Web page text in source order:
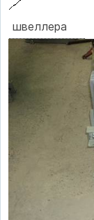
швеллера